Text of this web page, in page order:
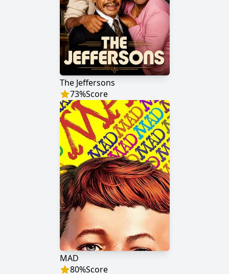
The Jeffersons
73%Score
MAD
80%Score